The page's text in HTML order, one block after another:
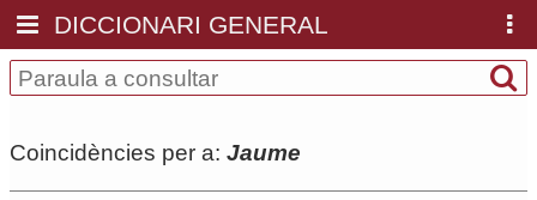
DICCIONARI GENERAL
Coincidències per a: Jaume